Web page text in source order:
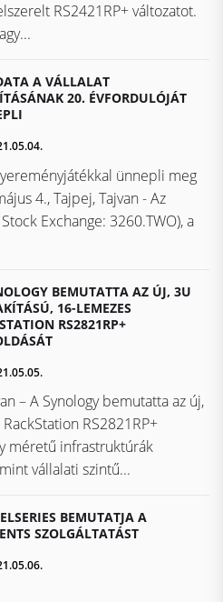
RS2421RP+ változatot.
A VÁLLALAT
20. ÉVFORDULÓJÁT
ünnepli meg
4., Tajpej, Tajvan - Az
Exchange: 3260.TWO), a
BEMUTATTA AZ ÚJ, 3U
16-LEMEZES
RS2821RP+
– A Synology bemutatta az új,
RS2821RP+
méretű infrastruktúrák
vállalati szintű...
BEMUTATJA A
SZOLGÁLTATÁST